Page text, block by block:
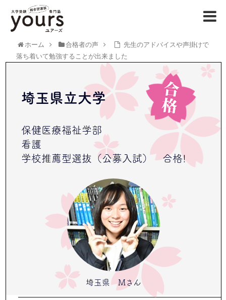
ホーム 合格者の声
先生のアドバイスや声掛けで
落ち着いて勉強することが出来ました
埼玉県立大学
保健医療福祉学部
看護
学校推薦型選抜（公募入試） 合格!
埼玉県 Mさん